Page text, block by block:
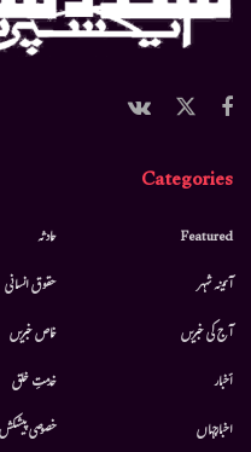
Categories
Featured
آئینہ شہر
آج کی خبریں
أخبار
اخبارجہاں
حادثہ
حقوق انسانی
خاص خبریں
خدمتِ خلق
خصوصی پیشکش